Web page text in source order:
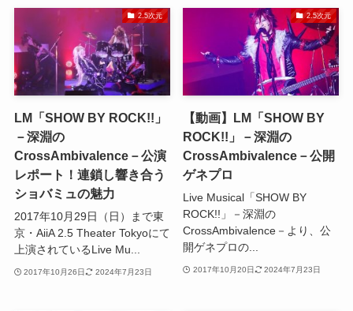
2.5次元
LM「SHOW BY ROCK!!」
－深淵の
CrossAmbivalence－公演
レポート！連鎖し響き合う
ショバミュの魅力
2017年10月29日（日）まで東
京・AiiA 2.5 Theater Tokyoにて
上演されているLive Mu...
2017年10月26日 2024年7月23日
2.5次元
【動画】LM「SHOW BY
ROCK!!」－深淵の
CrossAmbivalence－公開
ゲネプロ
Live Musical「SHOW BY
ROCK!!」－深淵の
CrossAmbivalence－より、公
開ゲネプロの...
2017年10月20日 2024年7月23日